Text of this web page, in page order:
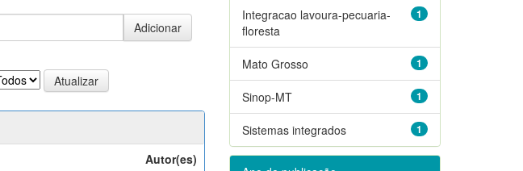
Autor(es)
1
Integracao lavoura-pecuaria-
floresta
1
Mato Grosso
1
Sinop-MT
1
Sistemas integrados